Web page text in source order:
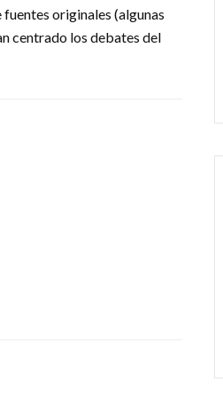
originales (algunas
centrado los debates del